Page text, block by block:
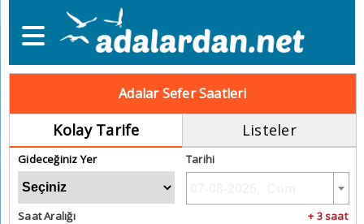
Adalar Sefer Saatleri
Kolay Tarife Listeler
Gideceğiniz Yer Tarihi
Saat Aralığı + 3 saat